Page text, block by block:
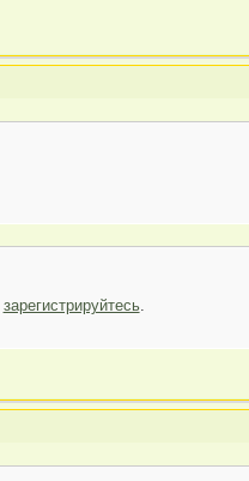
зарегистрируйтесь.